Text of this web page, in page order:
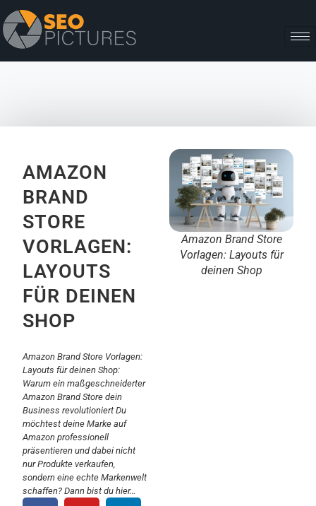
AMAZON
BRAND
STORE
VORLAGEN:
LAYOUTS
FÜR DEINEN
SHOP
Amazon Brand Store Vorlagen:
Layouts für deinen Shop:
Warum ein maßgeschneiderter
Amazon Brand Store dein
Business revolutioniert Du
möchtest deine Marke auf
Amazon professionell
präsentieren und dabei nicht
nur Produkte verkaufen,
sondern eine echte Markenwelt
schaffen? Dann bist du hier…
Amazon Brand Store
Vorlagen: Layouts für
deinen Shop